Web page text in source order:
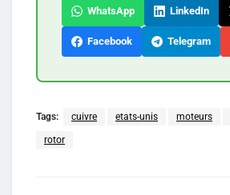
WhatsApp LinkedIn
Facebook Telegram
Tags: cuivre etats-unis moteurs
rotor